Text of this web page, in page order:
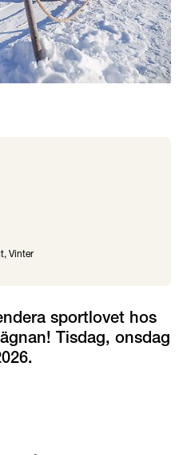
Vinter
sportlovet hos
Tisdag, onsdag